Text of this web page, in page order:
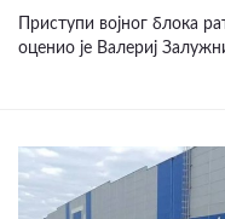
Приступи војног блока
оценио је Валериј